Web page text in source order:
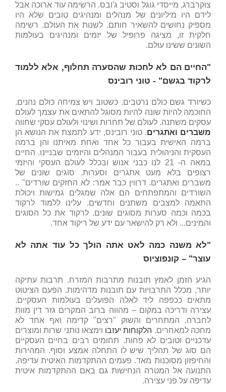
צוקרברג, מייסדי גוגל וסטיב ג'ובס. הרשימה עוד ארוכה אבל
לידם היו מיליונים של מנהלים ומנהיגים טובים שלא היו
מספיק נחושים להשאיר חותם. לשנות את העולם. רשימה
חלקית זו, מציגה פרופיל של יזמים ומנהיגים בעולמות
השונים ששינו עולם.
"החיים הם לא לחכות שהסערה תחלוף, אלא ללמוד
לרקוד בגשם" - טוני רובינס
כשיורד גשם כולם נרטבים. כשטוב ויש צמיחה כולם נהנים.
החוכמה להיות שונה להיות מסוגל להתאים את עצמך לעולם
עסקים משתנה. לעולם של תחרות ושינוי ולעולם עסקי שחווה
משברים ואתגרים. טוני רובינס, ידע לתמצת את הנושא הן
ברמה האישית בעבור כל אחד ואחת מאיתנו והן ברמה
העסקית והניהולית בעבור המנהלים והיזמים שבניינו. החיים
במאה ה- 21 לנו כבני אנוש ובכלל לעולם העסקי והיזמי
רצופים בלא מעט אתגרים וסערות. סוגים שונים של
משברים ואתגרים. דרווין כבר אמר: לא החזקים שורדים" ..
השורדים והמתפתחים הם אלה שמגלים גמישות ויכולת
התאמה למצבים משתנים וחדשים. עלינו ללמוד לרקוד
בכמה וכמה סערות מסוגים שונים. לרקוד את כל הסוגים
והמינים... ולא רק להישאר עם ידע של ריקוד אחד.
"לא משנה כמה לאט אתה הולך כל עוד אתה לא
עוצר" – קונפוציוס
הגיע הזמן לאמץ תובנות מתרבות המזרח. תרבות עתיקה
יותר, מכלל התרבויות עם תובנות מדהימות. הפעם הציטוט
מתאים ככפפה ליד לאלה הפועלים בעולמות העסקיים.
עצירה ודריכה במקום – מהווה ברוב המקרים גזר דין מוות
לחברה. המתחרים והשוק "רצים" קדימה ואף אחד לא
מחכה למאחרים. הלקוחות יעזבו וימצאו נותני שרות ומוצרים
עדכניים וטובים לא פחות. תחומים רבים בחיים העסקיים
הם סוג של תהליך שיש לו התחלה אמצע וסוף. המהירות
והחיפזון מסוכנות מאד. פעמים ההתקדמות האיטית עדיפה.
התנועה אל המטרה הנחישות גם באם ההתקדמות איטית
עדיפה על פני עצירה.